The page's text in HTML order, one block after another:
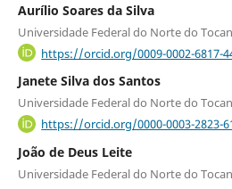
Aurílio Soares da Silva
Universidade Federal do Norte do
https://orcid.org/0009-0002-6817-
Janete Silva dos Santos
Universidade Federal do Norte do
https://orcid.org/0000-0003-2823-
João de Deus Leite
Universidade Federal do Norte do